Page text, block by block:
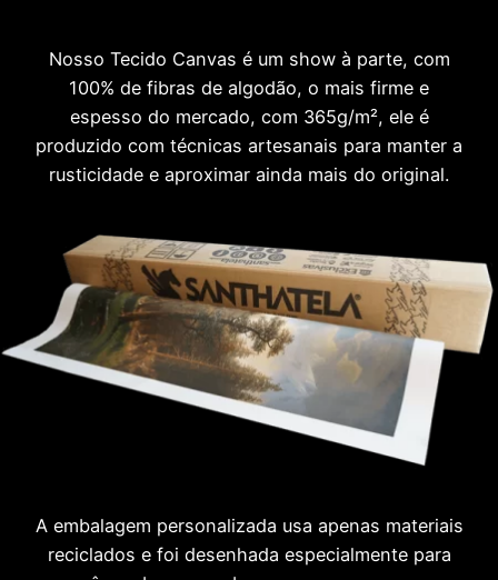
Nosso Tecido Canvas é um show à parte, com
100% de fibras de algodão, o mais firme e
espesso do mercado, com 365g/m², ele é
produzido com técnicas artesanais para manter a
rusticidade e aproximar ainda mais do original.
A embalagem personalizada usa apenas materiais
reciclados e foi desenhada especialmente para